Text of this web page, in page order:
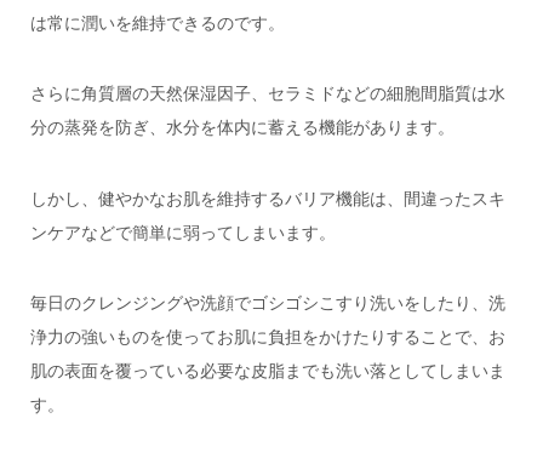
は常に潤いを維持できるのです。
さらに角質層の天然保湿因子、セラミドなどの細胞間脂質は水
分の蒸発を防ぎ、水分を体内に蓄える機能があります。
しかし、健やかなお肌を維持するバリア機能は、間違ったスキ
ンケアなどで簡単に弱ってしまいます。
毎日のクレンジングや洗顔でゴシゴシこすり洗いをしたり、洗
浄力の強いものを使ってお肌に負担をかけたりすることで、お
肌の表面を覆っている必要な皮脂までも洗い落としてしまいま
す。